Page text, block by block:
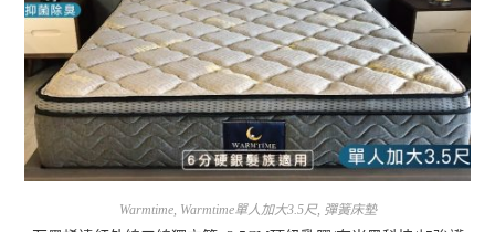
Warmtime, Warmtime單人加大3.5尺, 彈簧床墊